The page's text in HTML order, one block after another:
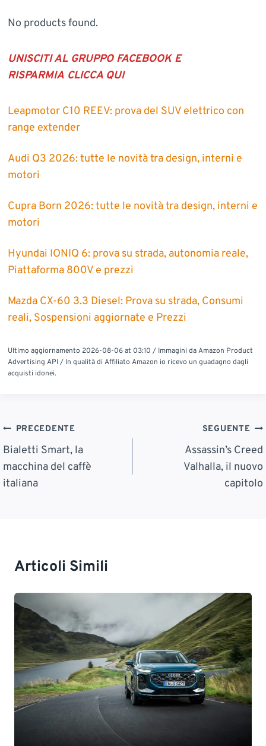
No products found.
UNISCITI AL GRUPPO FACEBOOK E
RISPARMIA CLICCA QUI
Leapmotor C10 REEV: prova del SUV elettrico con
range extender
Audi Q3 2026: tutte le novità tra design, interni e
motori
Cupra Born 2026: tutte le novità tra design, interni e
motori
Hyundai IONIQ 6: prova su strada, autonomia reale,
Piattaforma 800V e prezzi
Mazda CX-60 3.3 Diesel: Prova su strada, Consumi
reali, Sospensioni aggiornate e Prezzi
Ultimo aggiornamento 2026-08-06 at 03:10 / Immagini da Amazon Product
Advertising API / In qualità di Affiliato Amazon io ricevo un guadagno dagli
acquisti idonei.
Navigazione
Articoli
PRECEDENTE
Bialetti Smart, la
macchina del caffè
italiana
SEGUENTE
Assassin’s Creed
Valhalla, il nuovo
capitolo
Articoli Simili